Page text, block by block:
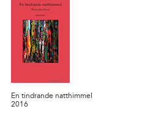
En tindrande natthimmel
2016